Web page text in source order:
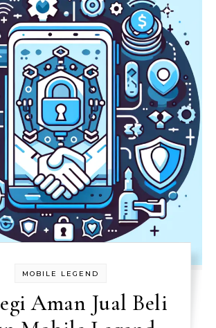
MOBILE LEGEND
Aman Jual Beli